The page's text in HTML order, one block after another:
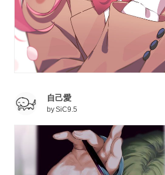
自己愛
bySiC9.5